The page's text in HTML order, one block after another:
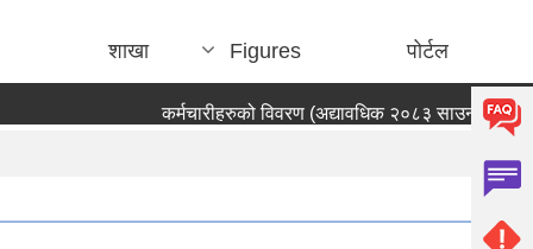
शाखा Figures पोर्टल
कर्मचारीहरुको विवरण (अद्यावधिक २०८३ साउन ०५ गते)